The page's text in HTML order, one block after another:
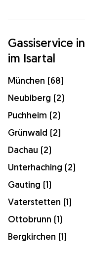
Gassiservice
im Isartal
München (68)
Neubiberg (2)
Puchheim (2)
Grünwald (2)
Dachau (2)
Unterhaching (2)
Gauting (1)
Vaterstetten (1)
Ottobrunn (1)
Bergkirchen (1)